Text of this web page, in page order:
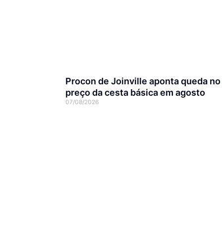
Procon de Joinville aponta queda no
preço da cesta básica em agosto
07/08/2026